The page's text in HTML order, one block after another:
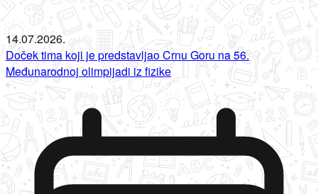
14.07.2026.
Doček tima koji je predstavljao Crnu Goru na 56.
Međunarodnoj olimpijadi iz fizike